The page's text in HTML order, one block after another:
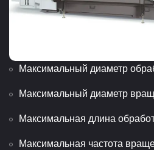
Максимальный диаметр
Максимальный диаметр
Максимальная длина
Максимальная частота